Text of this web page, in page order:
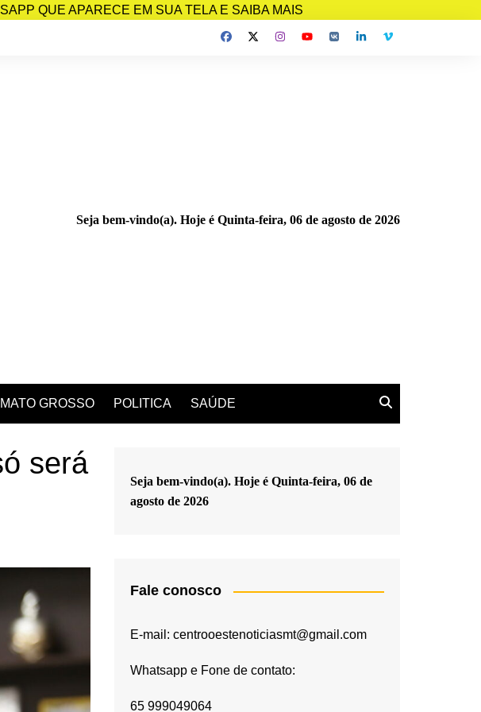
QUE APARECE EM SUA TELA E SAIBA MAIS
Seja bem-vindo(a). Hoje é Quinta-feira, 06 de agosto de 2026
MATO GROSSO POLITICA SAÚDE
será
Seja bem-vindo(a). Hoje é Quinta-feira, 06 de
agosto de 2026
Fale conosco
E-mail: centrooestenoticiasmt@gmail.com
Whatsapp e Fone de contato:
65 999049064